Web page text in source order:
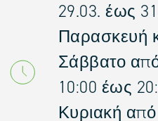
29.03. έως
Παρασκευή
Σάββατο
10:00 έως
Κυριακή από